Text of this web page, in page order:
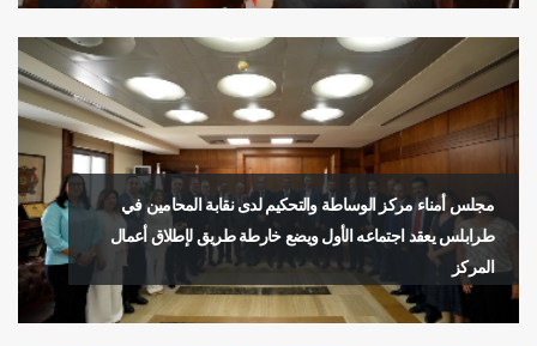
مجلس أمناء مركز الوساطة والتحكيم لدى نقابة المحامين في
طرابلس يعقد اجتماعه الأول ويضع خارطة طريق لإطلاق أعمال
المركز